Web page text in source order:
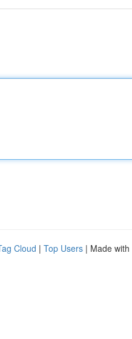
Cloud | Top Users | Made with